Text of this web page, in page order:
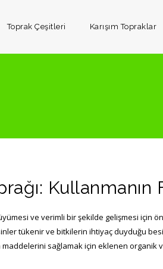
Toprak Çeşitleri Karışım Topraklar
Kullanmanın
ve verimli bir şekilde gelişmesi için
tükenir ve bitkilerin ihtiyaç duyduğu
sağlamak için eklenen